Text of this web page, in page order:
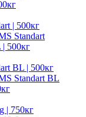
| 500кг
Standart
500кг
BL | 500кг
Standart BL
| 750кг